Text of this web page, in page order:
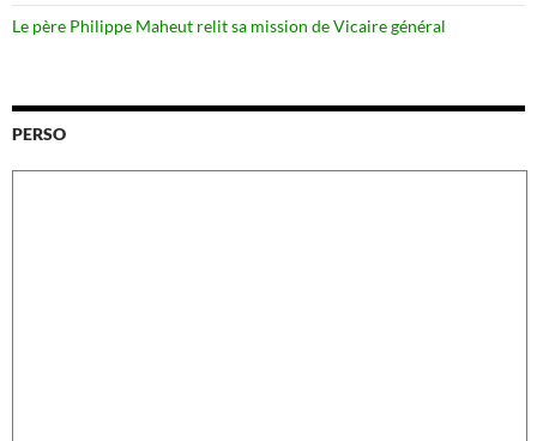
Le père Philippe Maheut relit sa mission de Vicaire général
PERSO